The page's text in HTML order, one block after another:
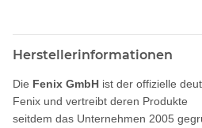
Herstellerinformationen
Die Fenix GmbH ist der offizielle
Fenix und vertreibt deren Produkte
seitdem das Unternehmen 2005